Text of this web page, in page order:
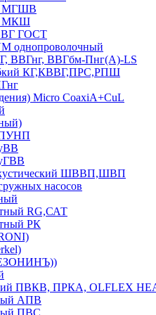
МГШВ
МКШ
ГОСТ
однопроволочный
ВВГнг, ВВГбм-Пнг(А)-LS
КГ,КВВГ,ПРС,РПШ
Micro CoaxiA+CuL
ШВВП,ШВП
насосов
RG,САТ
РК
ПВКВ, ПРКА, OLFLEX
АПВ